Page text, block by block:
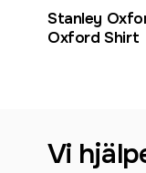
Stanley
Oxford Shirt
Vi